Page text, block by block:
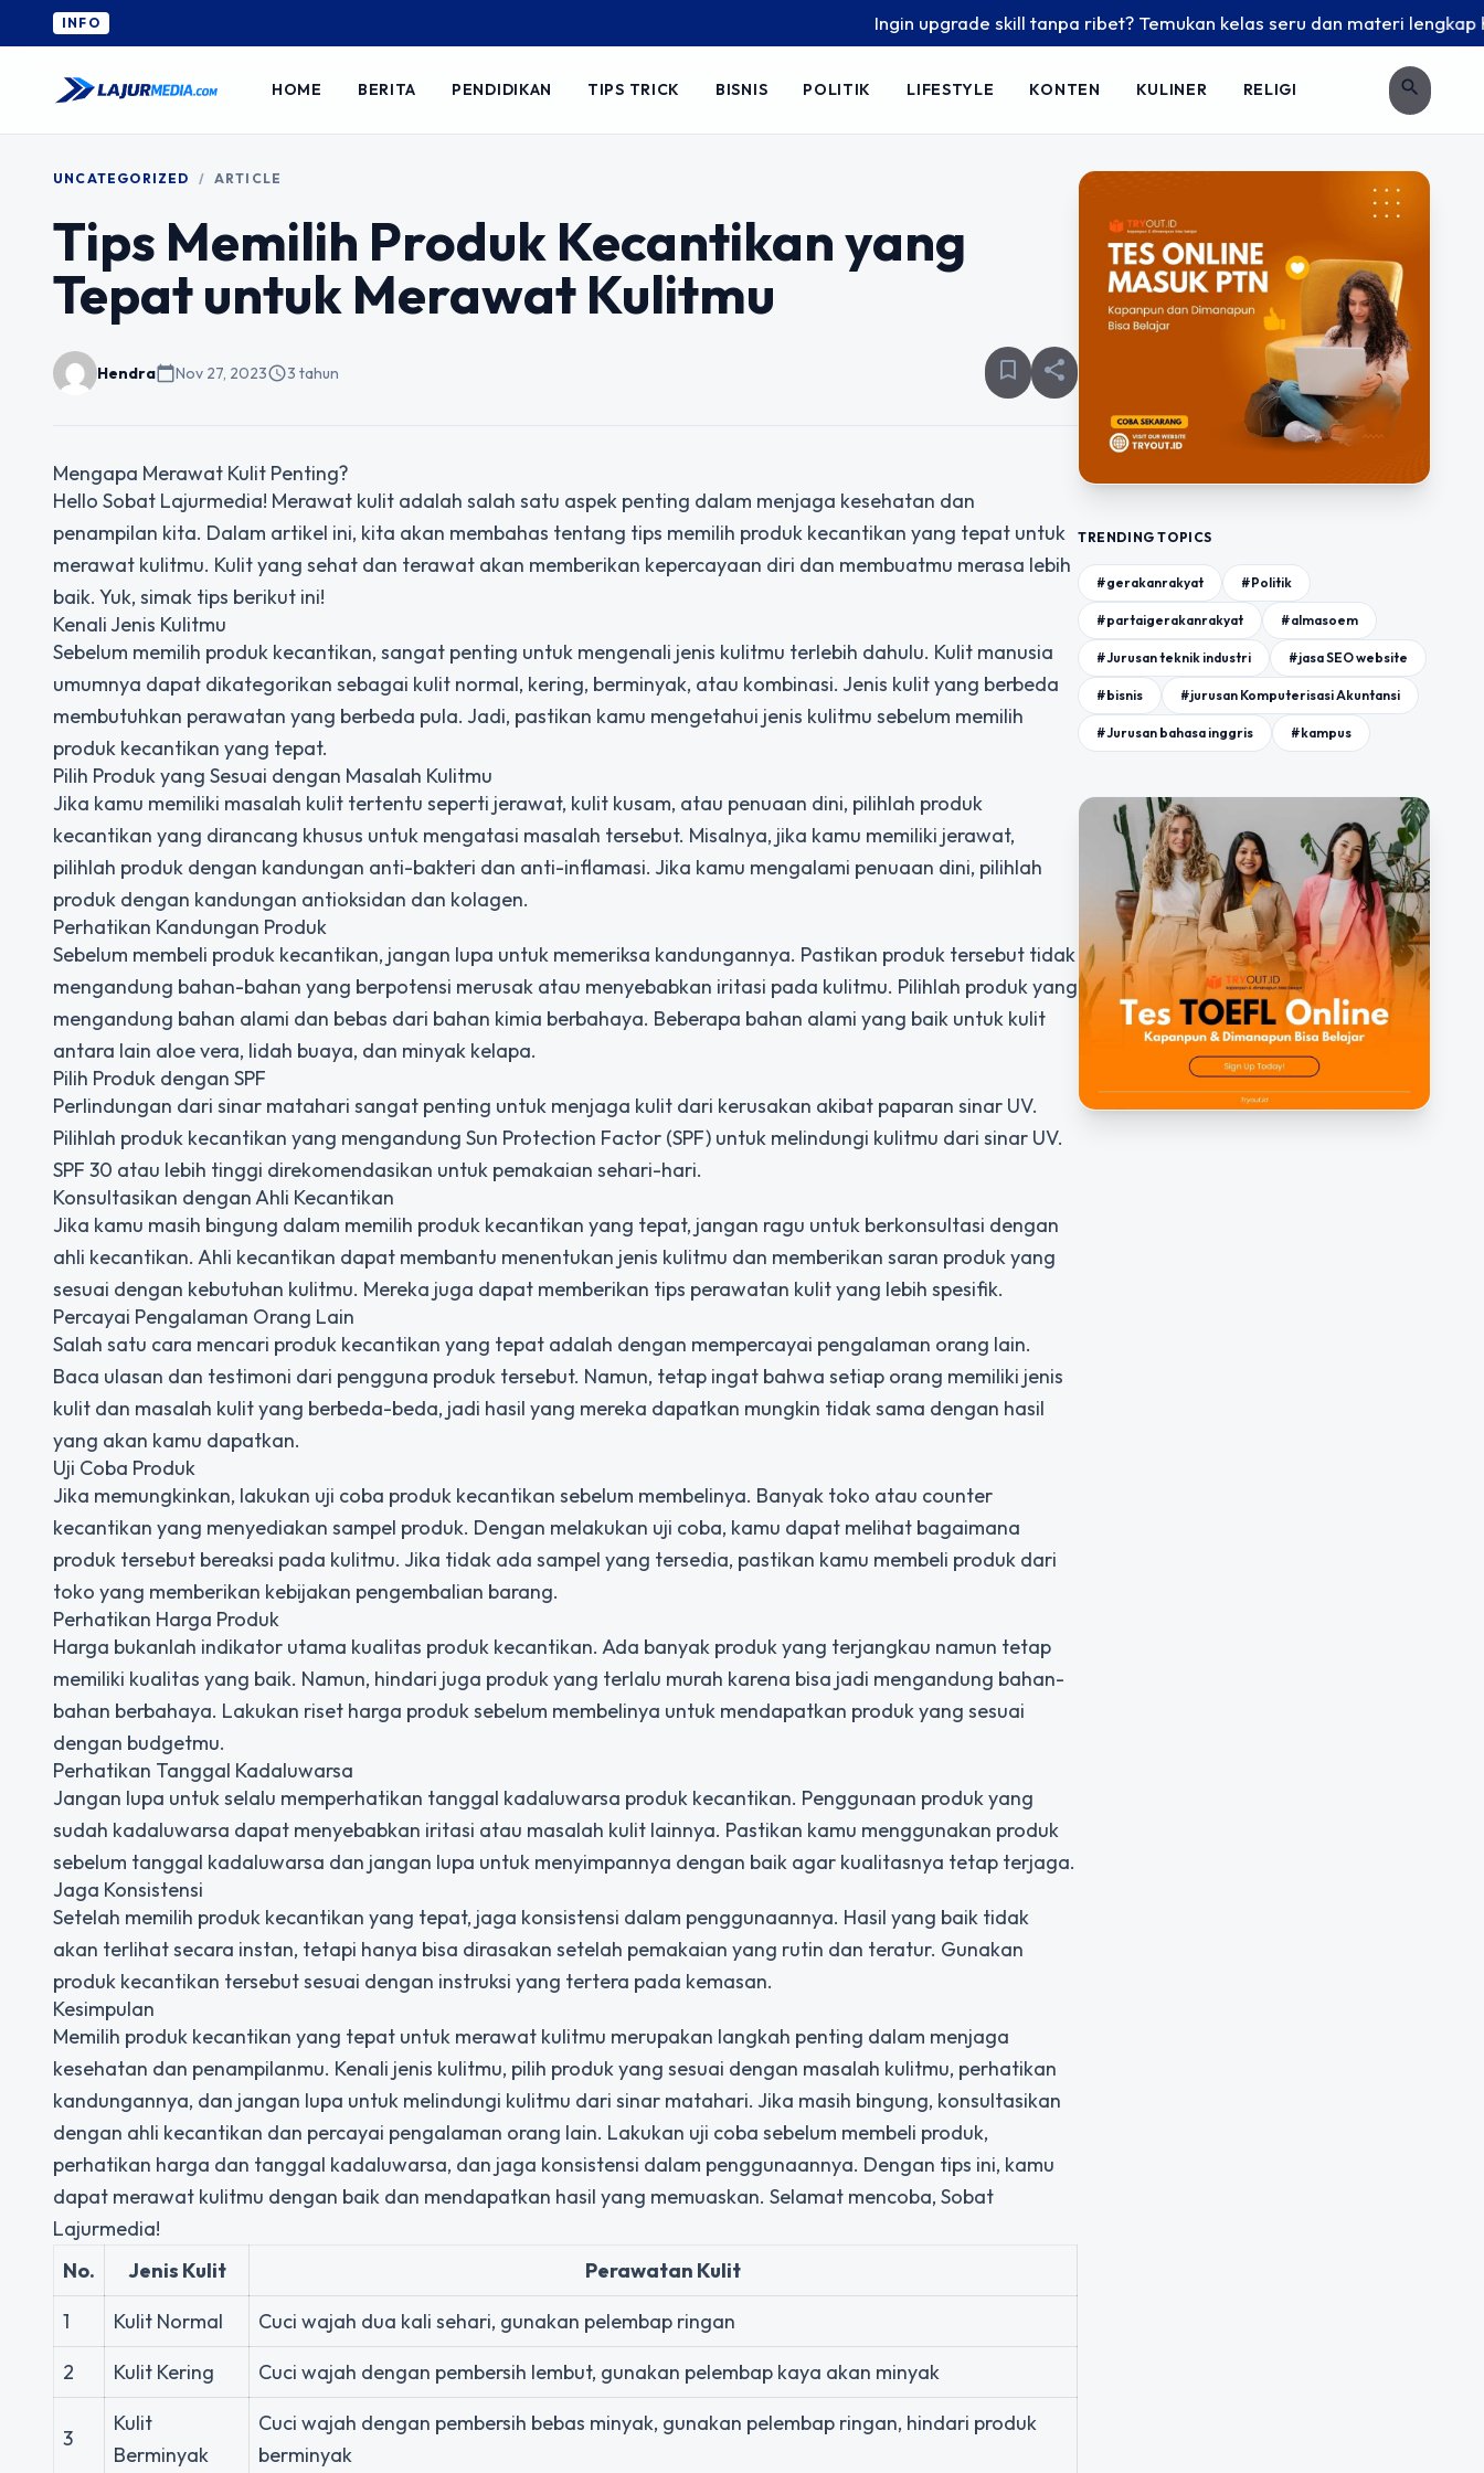
INFO Ingin upgrade skill tanpa ribet? Temukan kelas seru dan materi lengkap
HOME BERITA PENDIDIKAN TIPS TRICK BISNIS POLITIK LIFESTYLE KONTEN KULINER RELIGI search
UNCATEGORIZED / ARTICLE
Tips Memilih Produk Kecantikan yang
Tepat untuk Merawat Kulitmu
Hendracalendar_todayNov 27, 2023schedule3 tahun bookmark_border share
Mengapa Merawat Kulit Penting?
Hello Sobat Lajurmedia! Merawat kulit adalah salah satu aspek penting dalam menjaga kesehatan dan
penampilan kita. Dalam artikel ini, kita akan membahas tentang tips memilih produk kecantikan yang tepat untuk
merawat kulitmu. Kulit yang sehat dan terawat akan memberikan kepercayaan diri dan membuatmu merasa lebih
baik. Yuk, simak tips berikut ini!
Kenali Jenis Kulitmu
Sebelum memilih produk kecantikan, sangat penting untuk mengenali jenis kulitmu terlebih dahulu. Kulit manusia
umumnya dapat dikategorikan sebagai kulit normal, kering, berminyak, atau kombinasi. Jenis kulit yang berbeda
membutuhkan perawatan yang berbeda pula. Jadi, pastikan kamu mengetahui jenis kulitmu sebelum memilih
produk kecantikan yang tepat.
Pilih Produk yang Sesuai dengan Masalah Kulitmu
Jika kamu memiliki masalah kulit tertentu seperti jerawat, kulit kusam, atau penuaan dini, pilihlah produk
kecantikan yang dirancang khusus untuk mengatasi masalah tersebut. Misalnya, jika kamu memiliki jerawat,
pilihlah produk dengan kandungan anti-bakteri dan anti-inflamasi. Jika kamu mengalami penuaan dini, pilihlah
produk dengan kandungan antioksidan dan kolagen.
Perhatikan Kandungan Produk
Sebelum membeli produk kecantikan, jangan lupa untuk memeriksa kandungannya. Pastikan produk tersebut tidak
mengandung bahan-bahan yang berpotensi merusak atau menyebabkan iritasi pada kulitmu. Pilihlah produk yang
mengandung bahan alami dan bebas dari bahan kimia berbahaya. Beberapa bahan alami yang baik untuk kulit
antara lain aloe vera, lidah buaya, dan minyak kelapa.
Pilih Produk dengan SPF
Perlindungan dari sinar matahari sangat penting untuk menjaga kulit dari kerusakan akibat paparan sinar UV.
Pilihlah produk kecantikan yang mengandung Sun Protection Factor (SPF) untuk melindungi kulitmu dari sinar UV.
SPF 30 atau lebih tinggi direkomendasikan untuk pemakaian sehari-hari.
Konsultasikan dengan Ahli Kecantikan
Jika kamu masih bingung dalam memilih produk kecantikan yang tepat, jangan ragu untuk berkonsultasi dengan
ahli kecantikan. Ahli kecantikan dapat membantu menentukan jenis kulitmu dan memberikan saran produk yang
sesuai dengan kebutuhan kulitmu. Mereka juga dapat memberikan tips perawatan kulit yang lebih spesifik.
Percayai Pengalaman Orang Lain
Salah satu cara mencari produk kecantikan yang tepat adalah dengan mempercayai pengalaman orang lain.
Baca ulasan dan testimoni dari pengguna produk tersebut. Namun, tetap ingat bahwa setiap orang memiliki jenis
kulit dan masalah kulit yang berbeda-beda, jadi hasil yang mereka dapatkan mungkin tidak sama dengan hasil
yang akan kamu dapatkan.
Uji Coba Produk
Jika memungkinkan, lakukan uji coba produk kecantikan sebelum membelinya. Banyak toko atau counter
kecantikan yang menyediakan sampel produk. Dengan melakukan uji coba, kamu dapat melihat bagaimana
produk tersebut bereaksi pada kulitmu. Jika tidak ada sampel yang tersedia, pastikan kamu membeli produk dari
toko yang memberikan kebijakan pengembalian barang.
Perhatikan Harga Produk
Harga bukanlah indikator utama kualitas produk kecantikan. Ada banyak produk yang terjangkau namun tetap
memiliki kualitas yang baik. Namun, hindari juga produk yang terlalu murah karena bisa jadi mengandung bahan-
bahan berbahaya. Lakukan riset harga produk sebelum membelinya untuk mendapatkan produk yang sesuai
dengan budgetmu.
Perhatikan Tanggal Kadaluwarsa
Jangan lupa untuk selalu memperhatikan tanggal kadaluwarsa produk kecantikan. Penggunaan produk yang
sudah kadaluwarsa dapat menyebabkan iritasi atau masalah kulit lainnya. Pastikan kamu menggunakan produk
sebelum tanggal kadaluwarsa dan jangan lupa untuk menyimpannya dengan baik agar kualitasnya tetap terjaga.
Jaga Konsistensi
Setelah memilih produk kecantikan yang tepat, jaga konsistensi dalam penggunaannya. Hasil yang baik tidak
akan terlihat secara instan, tetapi hanya bisa dirasakan setelah pemakaian yang rutin dan teratur. Gunakan
produk kecantikan tersebut sesuai dengan instruksi yang tertera pada kemasan.
Kesimpulan
Memilih produk kecantikan yang tepat untuk merawat kulitmu merupakan langkah penting dalam menjaga
kesehatan dan penampilanmu. Kenali jenis kulitmu, pilih produk yang sesuai dengan masalah kulitmu, perhatikan
kandungannya, dan jangan lupa untuk melindungi kulitmu dari sinar matahari. Jika masih bingung, konsultasikan
dengan ahli kecantikan dan percayai pengalaman orang lain. Lakukan uji coba sebelum membeli produk,
perhatikan harga dan tanggal kadaluwarsa, dan jaga konsistensi dalam penggunaannya. Dengan tips ini, kamu
dapat merawat kulitmu dengan baik dan mendapatkan hasil yang memuaskan. Selamat mencoba, Sobat
Lajurmedia!
No.
Jenis Kulit
Perawatan Kulit
1
Kulit Normal
Cuci wajah dua kali sehari, gunakan pelembap ringan
2
Kulit Kering Cuci wajah dengan pembersih lembut, gunakan pelembap kaya akan minyak
3
Kulit
Berminyak
Cuci wajah dengan pembersih bebas minyak, gunakan pelembap ringan, hindari produk
berminyak
TRENDING TOPICS
#gerakanrakyat #Politik
#partaigerakanrakyat #almasoem
#Jurusan teknik industri #jasa SEO website
#bisnis #jurusan Komputerisasi Akuntansi
#Jurusan bahasa inggris #kampus